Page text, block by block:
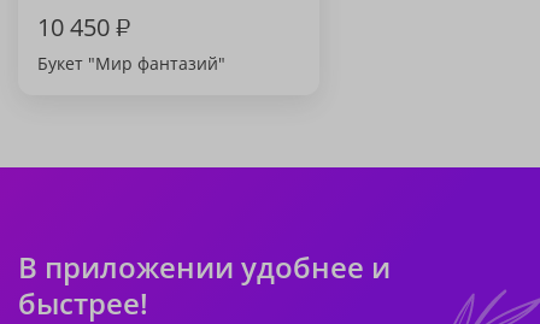
10 450₽
Букет "Мир фантазий"
В приложении удобнее и
быстрее!